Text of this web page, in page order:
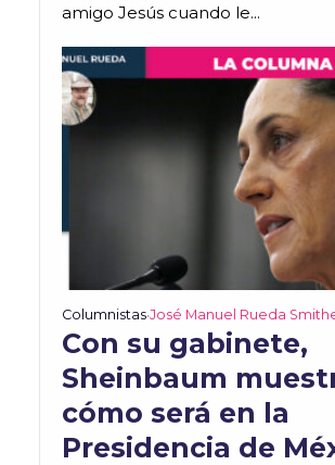
amigo Jesús cuando le...
Columnistas•José Manuel Rueda
Con su gabinete,
Sheinbaum
cómo será en la
Presidencia de